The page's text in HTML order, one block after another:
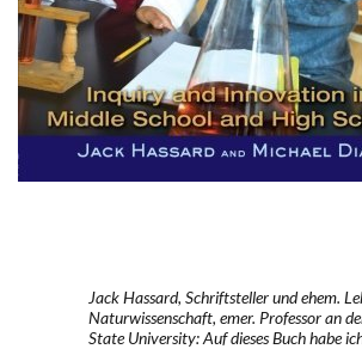
Jack Hassard, Schriftsteller und ehem.
Naturwissenschaft, emer. Professor an
State University: Auf dieses Buch habe